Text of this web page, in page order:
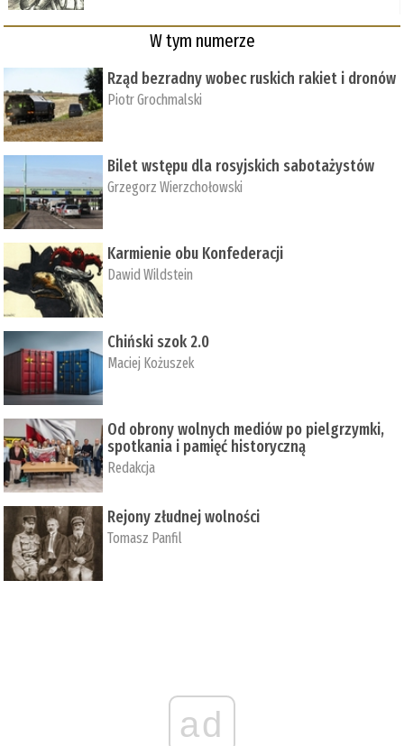
W tym numerze
Rząd bezradny wobec ruskich rakiet i dronów
Piotr Grochmalski
Bilet wstępu dla rosyjskich sabotażystów
Grzegorz Wierzchołowski
Karmienie obu Konfederacji
Dawid Wildstein
Chiński szok 2.0
Maciej Kożuszek
Od obrony wolnych mediów po pielgrzymki,
spotkania i pamięć historyczną
Redakcja
Rejony złudnej wolności
Tomasz Panfil
ad